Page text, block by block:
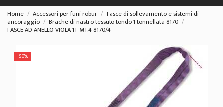
Home Accessori per funi robur Fasce di sollevamento e sistemi di
ancoraggio Brache di nastro tessuto tondo 1 tonnellata 8170
FASCE AD ANELLO VIOLA 1T MT.4 8170/4
-50%